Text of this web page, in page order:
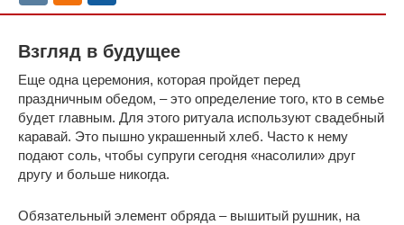
Взгляд в будущее
Еще одна церемония, которая пройдет перед
праздничным обедом, – это определение того, кто в семье
будет главным. Для этого ритуала используют свадебный
каравай. Это пышно украшенный хлеб. Часто к нему
подают соль, чтобы супруги сегодня «насолили» друг
другу и больше никогда.
Обязательный элемент обряда – вышитый рушник, на